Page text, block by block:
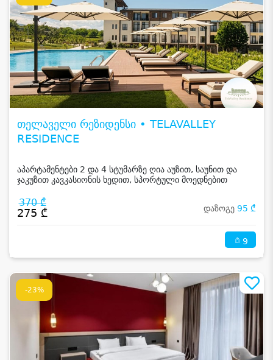
თელაველი რეზიდენსი • TELAVALLEY
RESIDENCE
აპარტამენტები 2 და 4 სტუმარზე ღია აუზით, საუნით და
ჯაკუზით კავკასიონის ხედით, სპორტული მოედნებით
370 ₾
275 ₾ დაზოგე 95 ₾
9
-23%